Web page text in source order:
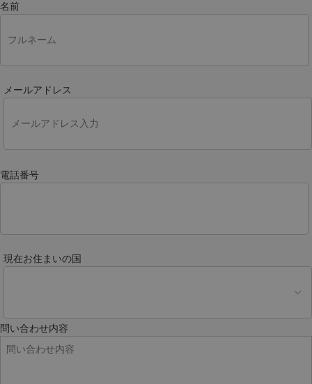
名前
メールアドレス
電話番号
現在お住まいの国
問い合わせ内容